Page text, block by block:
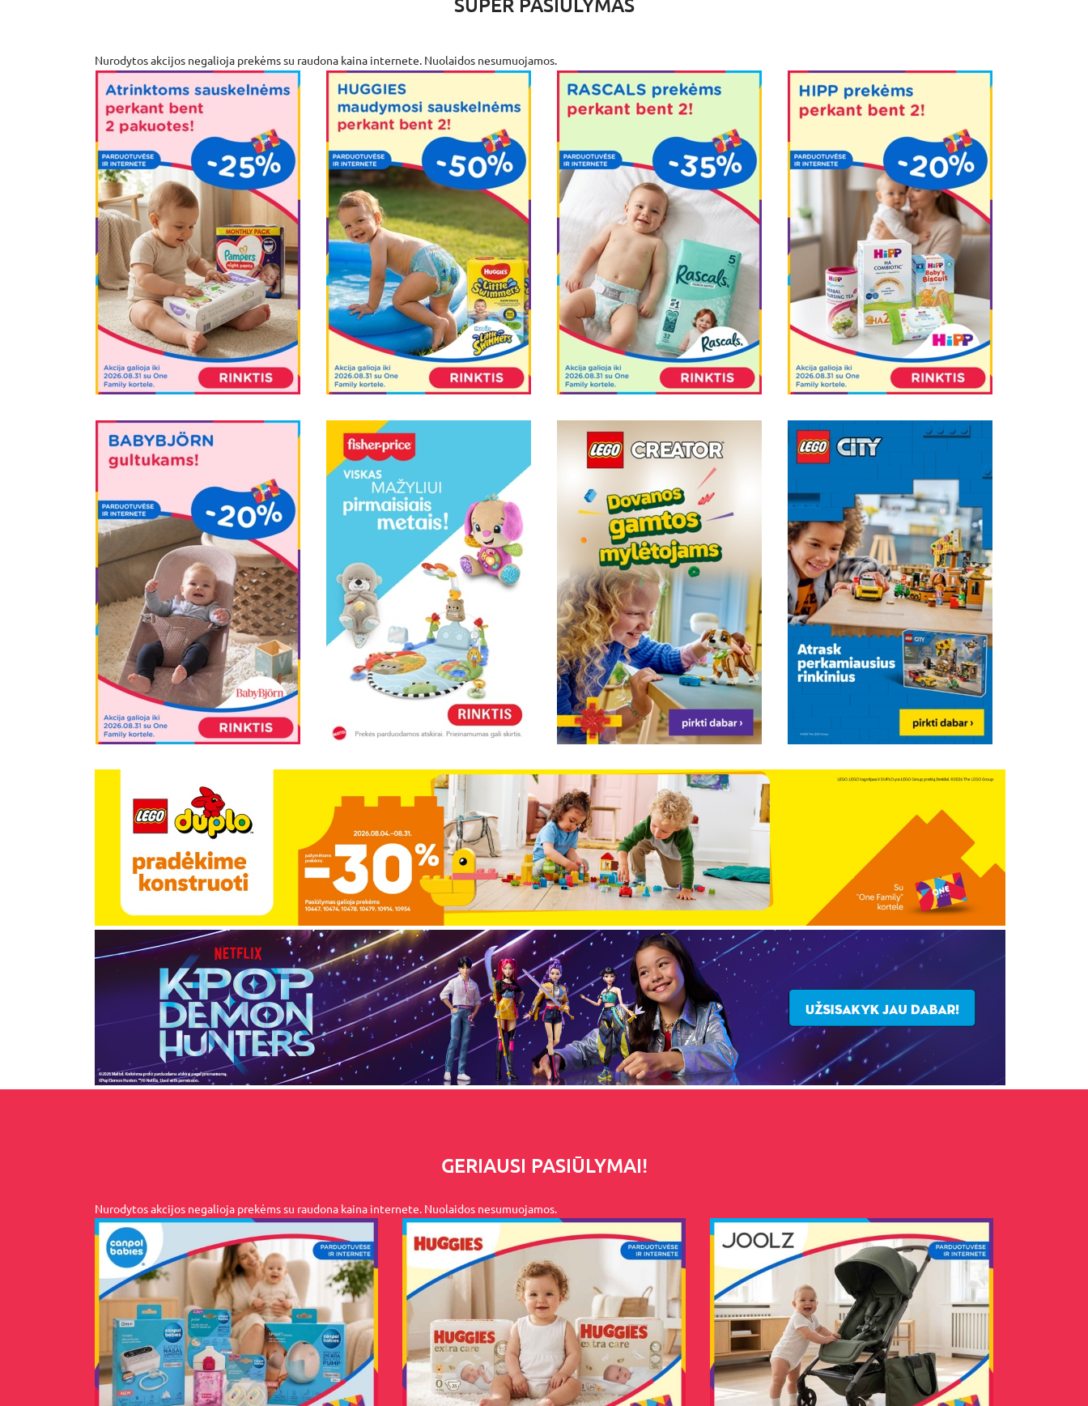
SUPER PASIŪLYMAS
Nurodytos akcijos negalioja prekėms su raudona kaina internete. Nuolaidos nesumuojamos.
GERIAUSI PASIŪLYMAI!
Nurodytos akcijos negalioja prekėms su raudona kaina internete. Nuolaidos nesumuojamos.